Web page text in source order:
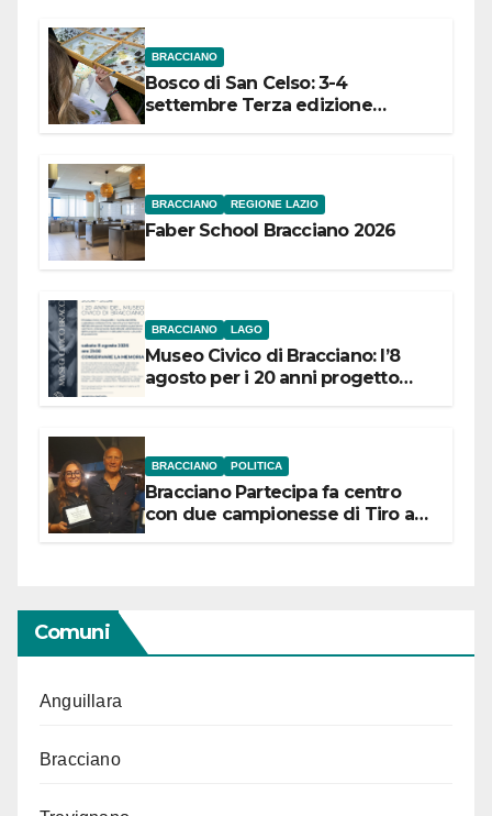
BRACCIANO
Bosco di San Celso: 3-4
settembre Terza edizione
BRACCIANO REGIONE LAZIO
Faber School Bracciano 2026
BRACCIANO LAGO
Museo Civico di Bracciano: l’8
agosto per i 20 anni progetto
BRACCIANO POLITICA
Bracciano Partecipa fa centro
con due campionesse di Tiro a
Comuni
Anguillara
Bracciano